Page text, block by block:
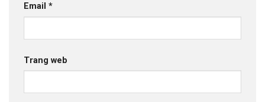
Email *
Trang web